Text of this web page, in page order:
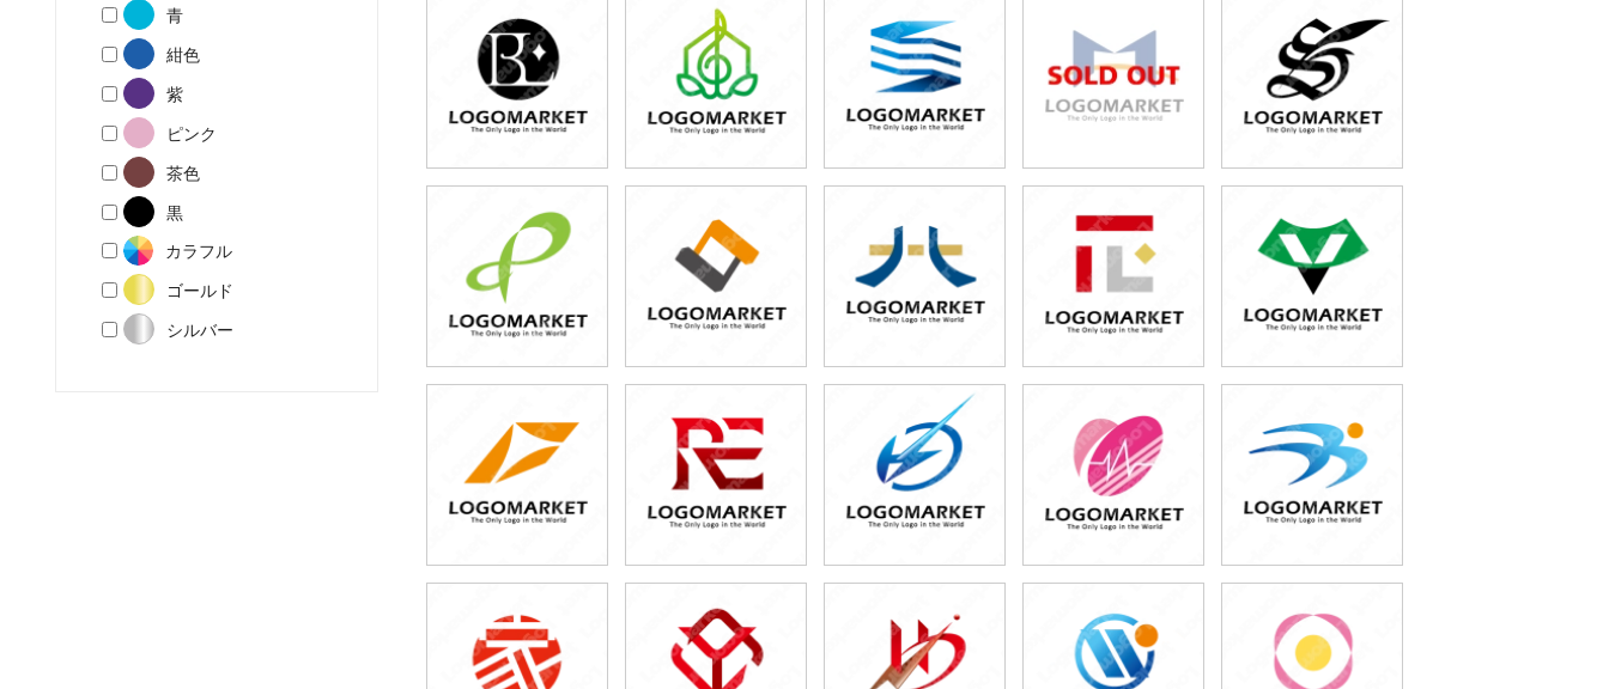
青
紺色
紫
ピンク
茶色
黒
カラフル
ゴールド
シルバー
49,800円
(税込54,780円)
49,800円
(税込54,780円)
49,800円
(税込54,780円)
49,800円
(税込54,780円)
49,800円
(税込54,780円)
49,800円
(税込54,780円)
49,800円
(税込54,780円)
49,800円
(税込54,780円)
49,800円
(税込54,780円)
49,800円
(税込54,780円)
49,800円
(税込54,780円)
49,800円
(税込54,780円)
49,800円
(税込54,780円)
49,800円
(税込54,780円)
49,800円
(税込54,780円)
49,800円
(税込54,780円)
49,800円
(税込54,780円)
49,800円
(税込54,780円)
49,800円
(税込54,780円)
49,800円
(税込54,780円)